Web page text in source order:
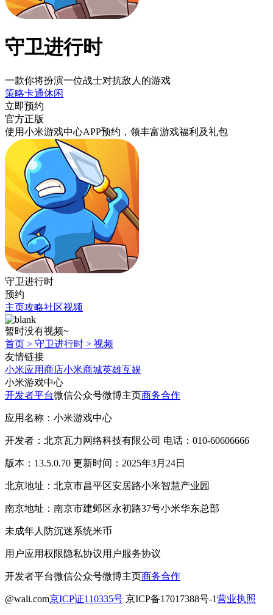
守卫进行时
一款你将扮演一位战士对抗敌人的游戏
策略卡通休闲
立即预约
官方正版
使用小米游戏中心APP预约 ，领丰富游戏福利 及礼包
守卫进行时
预约
主页攻略社区视频
暂时没有视频~
首页 > 守卫进行时 > 视频
友情链接
小米应用商店小米商城英雄互娱
小米游戏中心
开发者平台微信公众号微博主页商务合作
应用名称：小米游戏中心
开发者：北京瓦力网络科技有限公司 电话：010-60606666
版本：13.5.0.70 更新时间：2025年3月24日
北京地址：北京市昌平区安居路小米智慧产业园
南京地址：南京市建邺区永初路37号小米华东总部
未成年人防沉迷系统米币
用户应用权限隐私协议用户服务协议
开发者平台微信公众号微博主页商务合作
@wali.com京ICP证110335号 京ICP备17017388号-1营业执照